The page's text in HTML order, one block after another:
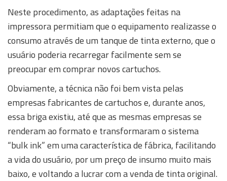
Neste procedimento, as adaptações feitas na
impressora permitiam que o equipamento realizasse o
consumo através de um tanque de tinta externo, que o
usuário poderia recarregar facilmente sem se
preocupar em comprar novos cartuchos.
Obviamente, a técnica não foi bem vista pelas
empresas fabricantes de cartuchos e, durante anos,
essa briga existiu, até que as mesmas empresas se
renderam ao formato e transformaram o sistema
“bulk ink” em uma característica de fábrica, facilitando
a vida do usuário, por um preço de insumo muito mais
baixo, e voltando a lucrar com a venda de tinta original.